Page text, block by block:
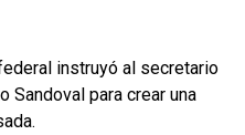
instruyó al secretario
Sandoval para crear una